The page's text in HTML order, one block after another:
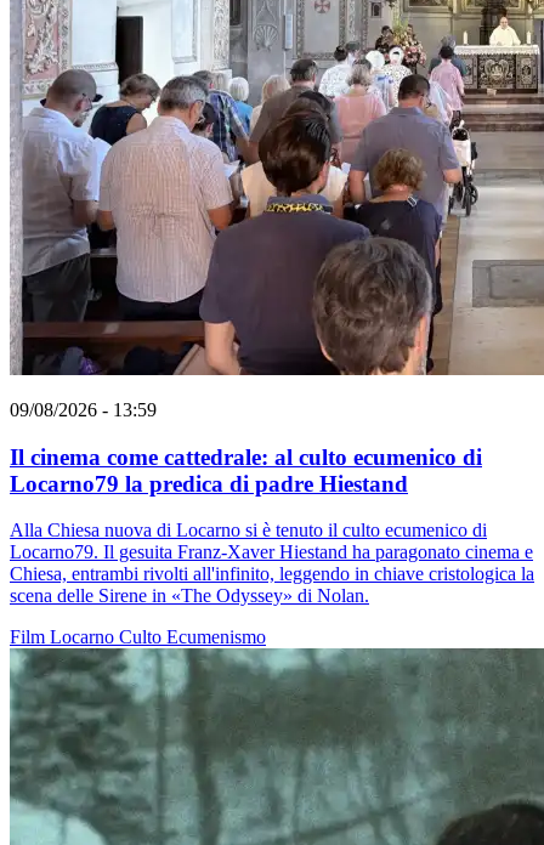
09/08/2026 - 13:59
Il cinema come cattedrale: al culto ecumenico di
Locarno79 la predica di padre Hiestand
Alla Chiesa nuova di Locarno si è tenuto il culto ecumenico di
Locarno79. Il gesuita Franz-Xaver Hiestand ha paragonato cinema e
Chiesa, entrambi rivolti all'infinito, leggendo in chiave cristologica la
scena delle Sirene in «The Odyssey» di Nolan.
Film Locarno Culto Ecumenismo